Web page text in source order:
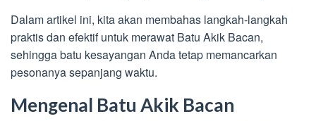
Dalam artikel ini, kita akan membahas langkah-langkah
praktis dan efektif untuk merawat Batu Akik Bacan,
sehingga batu kesayangan Anda tetap memancarkan
pesonanya sepanjang waktu.
Mengenal Batu Akik Bacan